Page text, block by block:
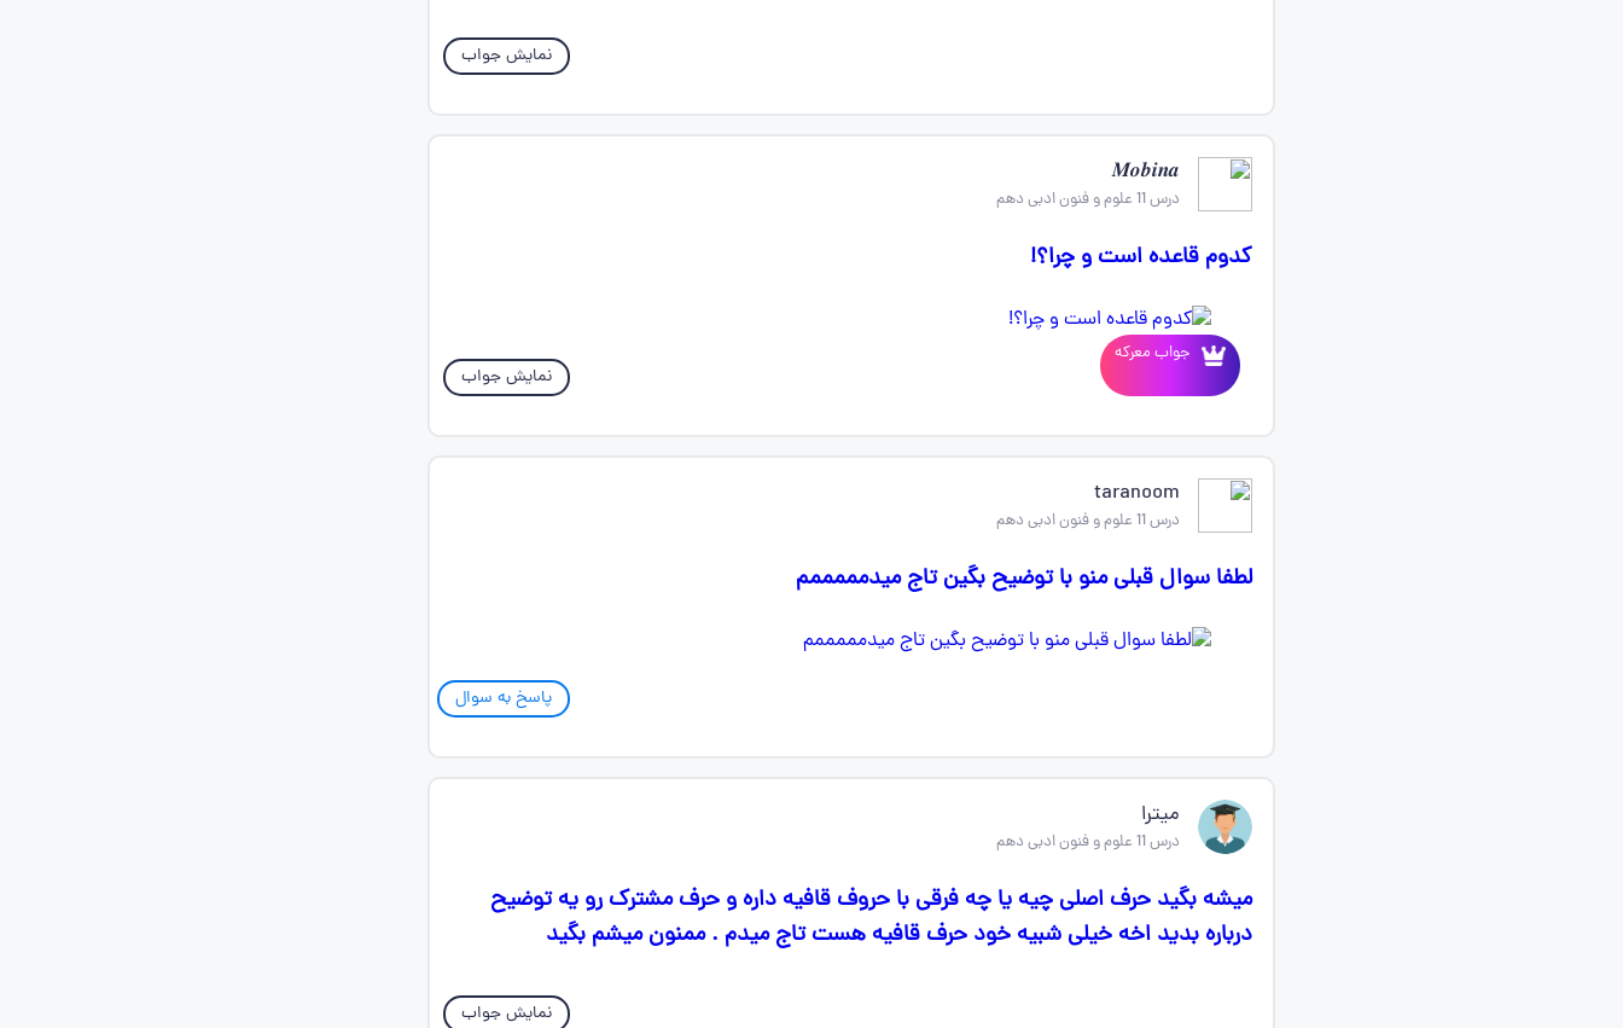
نمایش جواب
𝑴𝒐𝒃𝒊𝒏𝒂
درس 11 علوم و فنون ادبی دهم
کدوم قاعده‌ است و چرا؟!
جواب معرکه
نمایش جواب
taranoom
درس 11 علوم و فنون ادبی دهم
لطفا سوال قبلی منو با توضیح بگین تاج میدمممممم
پاسخ به سوال
میترا
درس 11 علوم و فنون ادبی دهم
میشه بگید حرف اصلی چیه یا چه فرقی با حروف قافیه داره و حرف مشترک رو یه توضیح
درباره بدید اخه خیلی شبیه خود حرف قافیه هست تاج میدم . ممنون میشم بگید
نمایش جواب